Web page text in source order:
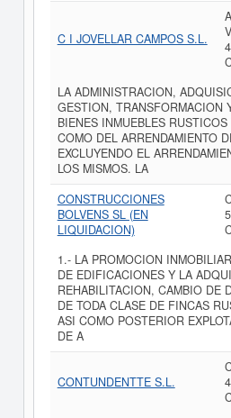
C I JOVELLAR CAMPOS S.L.
LA ADMINISTRACION,
GESTION, TRANSFORMACION
BIENES INMUEBLES
COMO DEL ARRENDAMIENTO
EXCLUYENDO EL
LOS MISMOS. LA
CONSTRUCCIONES
BOLVENS SL (EN
LIQUIDACION)
1.- LA PROMOCION
DE EDIFICACIONES Y LA
REHABILITACION, CAMBIO DE
DE TODA CLASE DE FINCAS
ASI COMO POSTERIOR
DE A
CONTUNDENTTE S.L.